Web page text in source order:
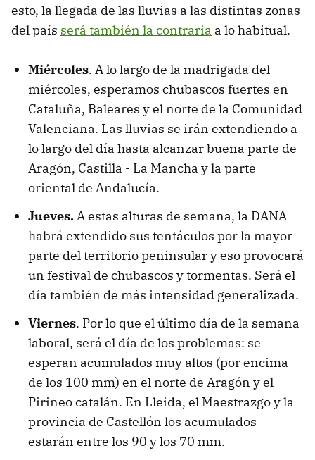
esto, la llegada de las lluvias a las distintas zonas
del país será también la contraria a lo habitual.
Miércoles. A lo largo de la madrigada del
miércoles, esperamos chubascos fuertes en
Cataluña, Baleares y el norte de la Comunidad
Valenciana. Las lluvias se irán extendiendo a
lo largo del día hasta alcanzar buena parte de
Aragón, Castilla - La Mancha y la parte
oriental de Andalucía.
Jueves.A estas alturas de semana, la DANA
habrá extendido sus tentáculos por la mayor
parte del territorio peninsular y eso provocará
un festival de chubascos y tormentas. Será el
día también de más intensidad generalizada.
Viernes. Por lo que el último día de la semana
laboral, será el día de los problemas: se
esperan acumulados muy altos (por encima
de los 100 mm) en el norte de Aragón y el
Pirineo catalán. En Lleida, el Maestrazgo y la
provincia de Castellón los acumulados
estarán entre los 90 y los 70 mm.